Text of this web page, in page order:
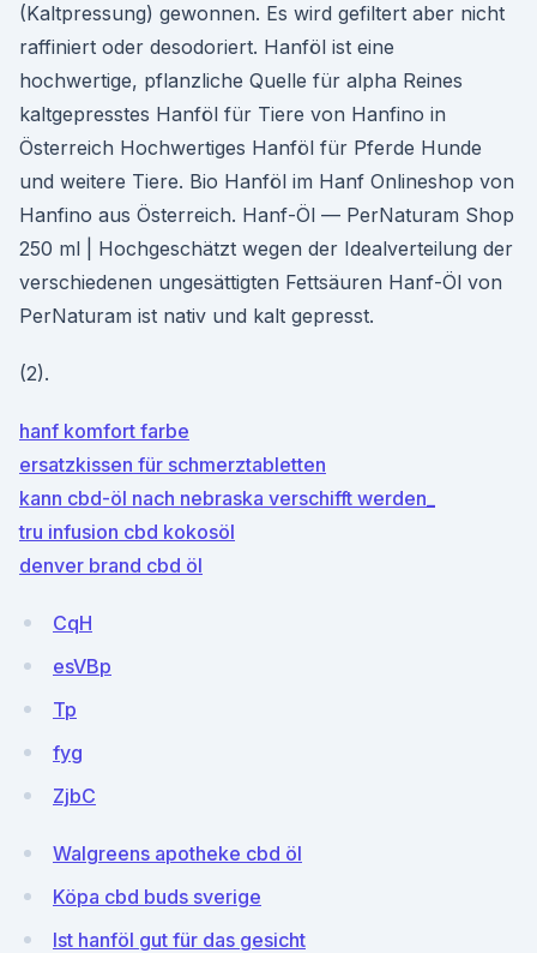
(Kaltpressung) gewonnen. Es wird gefiltert aber nicht
raffiniert oder desodoriert. Hanföl ist eine
hochwertige, pflanzliche Quelle für alpha Reines
kaltgepresstes Hanföl für Tiere von Hanfino in
Österreich Hochwertiges Hanföl für Pferde Hunde
und weitere Tiere. Bio Hanföl im Hanf Onlineshop von
Hanfino aus Österreich. Hanf-Öl — PerNaturam Shop
250 ml | Hochgeschätzt wegen der Idealverteilung der
verschiedenen ungesättigten Fettsäuren Hanf-Öl von
PerNaturam ist nativ und kalt gepresst.
(2).
hanf komfort farbe
ersatzkissen für schmerztabletten
kann cbd-öl nach nebraska verschifft werden_
tru infusion cbd kokosöl
denver brand cbd öl
CqH
esVBp
Tp
fyg
ZjbC
Walgreens apotheke cbd öl
Köpa cbd buds sverige
Ist hanföl gut für das gesicht